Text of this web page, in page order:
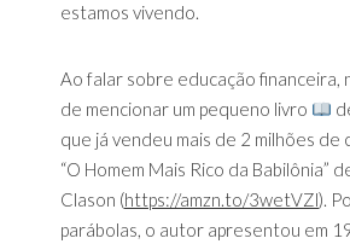
estamos vivendo.
Ao falar sobre educação financeira,
de mencionar um pequeno livro
que já vendeu mais de 2 milhões de
“O Homem Mais Rico da Babilônia”
Clason (https://amzn.to/3wetVZl).
parábolas, o autor apresentou em